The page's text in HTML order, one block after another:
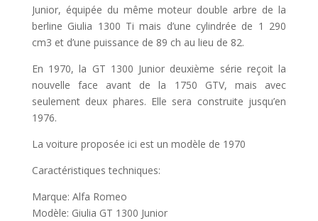
Junior, équipée du même moteur double arbre de la
berline Giulia 1300 Ti mais d’une cylindrée de 1 290
cm3 et d’une puissance de 89 ch au lieu de 82.
En 1970, la GT 1300 Junior deuxième série reçoit la
nouvelle face avant de la 1750 GTV, mais avec
seulement deux phares. Elle sera construite jusqu’en
1976.
La voiture proposée ici est un modèle de 1970
Caractéristiques techniques:
Marque: Alfa Romeo
Modèle: Giulia GT 1300 Junior